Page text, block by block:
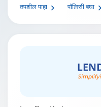
तपशील पाहा पॉलिसी बघा